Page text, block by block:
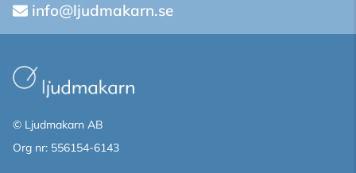
info@ljudmakarn.se
© Ljudmakarn AB
Org nr: 556154-6143